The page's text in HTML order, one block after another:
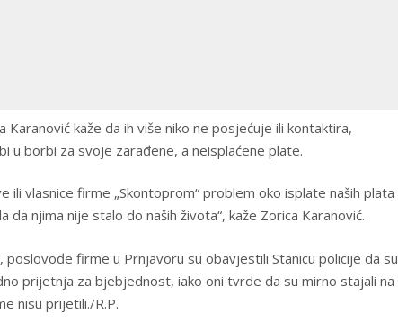
Karanović kaže da ih više niko ne posjećuje ili kontaktira,
u borbi za svoje zarađene, a neisplaćene plate.
ili vlasnice firme „Skontoprom“ problem oko isplate naših plata
da njima nije stalo do naših života“, kaže Zorica Karanović.
poslovođe firme u Prnjavoru su obavjestili Stanicu policije da su
prijetnja za bjebjednost, iako oni tvrde da su mirno stajali na
nisu prijetili./R.P.